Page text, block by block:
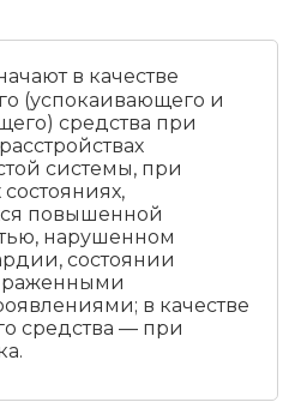
в качестве
(успокаивающего и
средства при
системы, при
повышенной
нарушенном
состоянии
в качестве
средства — при